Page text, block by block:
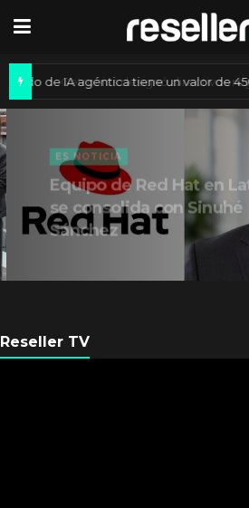
ES NOTICIA
Equipo de Red Hat en Latam
se consolida con Sinuhé
Sánchez
Reseller TV